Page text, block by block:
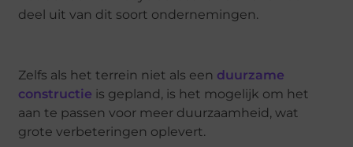
deel uit van dit soort ondernemingen.
Zelfs als het terrein niet als een duurzame
constructie is gepland, is het mogelijk om het
aan te passen voor meer duurzaamheid, wat
grote verbeteringen oplevert.